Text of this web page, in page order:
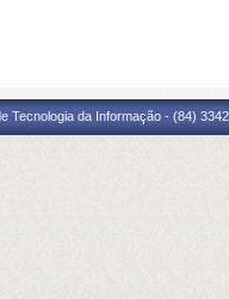
Tecnologia da Informação - (84)